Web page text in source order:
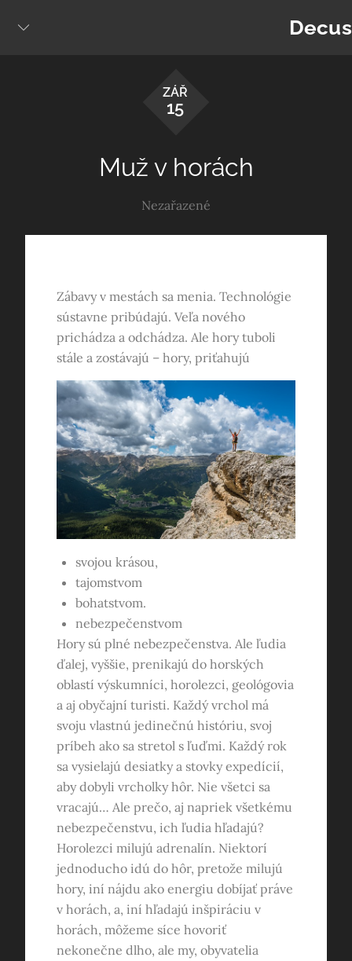
Decus
ZÁŘ
15
Muž v horách
Nezařazené
Zábavy v mestách sa menia. Technológie
sústavne pribúdajú. Veľa nového
prichádza a odchádza. Ale hory tuboli
stále a zostávajú – hory, priťahujú
svojou krásou,
tajomstvom
bohatstvom.
nebezpečenstvom
Hory sú plné nebezpečenstva. Ale ľudia
ďalej, vyššie, prenikajú do horských
oblastí výskumníci, horolezci, geológovia
a aj obyčajní turisti. Každý vrchol má
svoju vlastnú jedinečnú históriu, svoj
príbeh ako sa stretol s ľuďmi. Každý rok
sa vysielajú desiatky a stovky expedícií,
aby dobyli vrcholky hôr. Nie všetci sa
vracajú… Ale prečo, aj napriek všetkému
nebezpečenstvu, ich ľudia hľadajú?
Horolezci milujú adrenalín. Niektorí
jednoducho idú do hôr, pretože milujú
hory, iní nájdu ako energiu dobíjať práve
v horách, a, iní hľadajú inšpiráciu v
horách, môžeme síce hovoriť
nekonečne dlho, ale my, obyvatelia